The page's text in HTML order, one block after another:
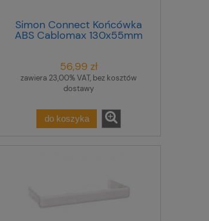
Simon Connect Końcówka
ABS Cablomax 130x55mm
56,99 zł
zawiera 23,00% VAT, bez kosztów
dostawy
do koszyka